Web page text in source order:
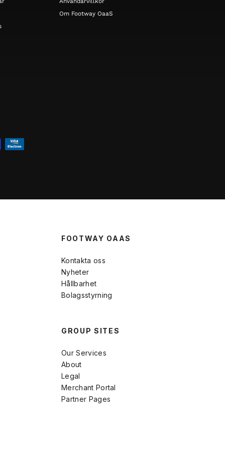
Om Footway OaaS
FOOTWAY OAAS
Kontakta oss
Nyheter
Hållbarhet
Bolagsstyrning
GROUP SITES
Our Services
About
Legal
Merchant Portal
Partner Pages